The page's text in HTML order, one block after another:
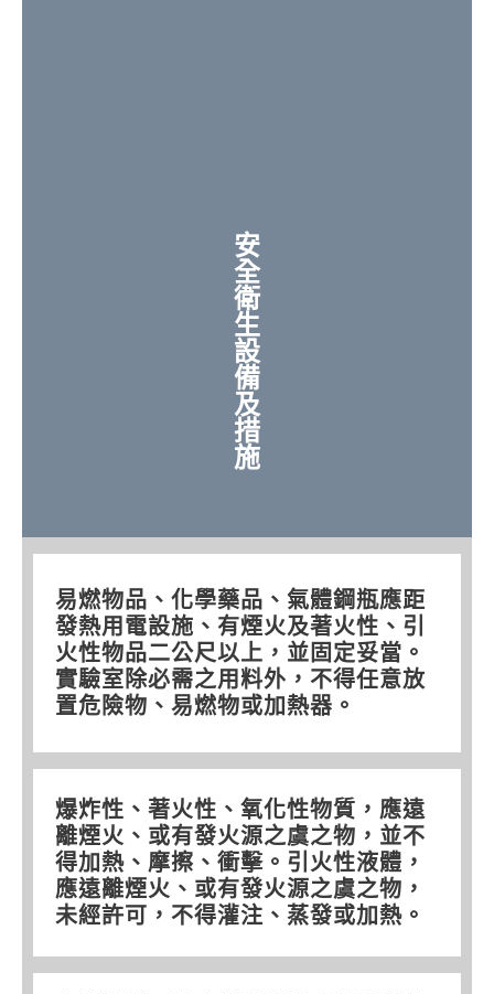
安
全
衛
生
設
備
及
措
施
易燃物品、化學藥品、氣體鋼瓶應距
發熱用電設施、有煙火及著火性、引
火性物品二公尺以上，並固定妥當。
實驗室除必需之用料外，不得任意放
置危險物、易燃物或加熱器。
爆炸性、著火性、氧化性物質，應遠
離煙火、或有發火源之虞之物，並不
得加熱、摩擦、衝擊。引火性液體，
應遠離煙火、或有發火源之虞之物，
未經許可，不得灌注、蒸發或加熱。